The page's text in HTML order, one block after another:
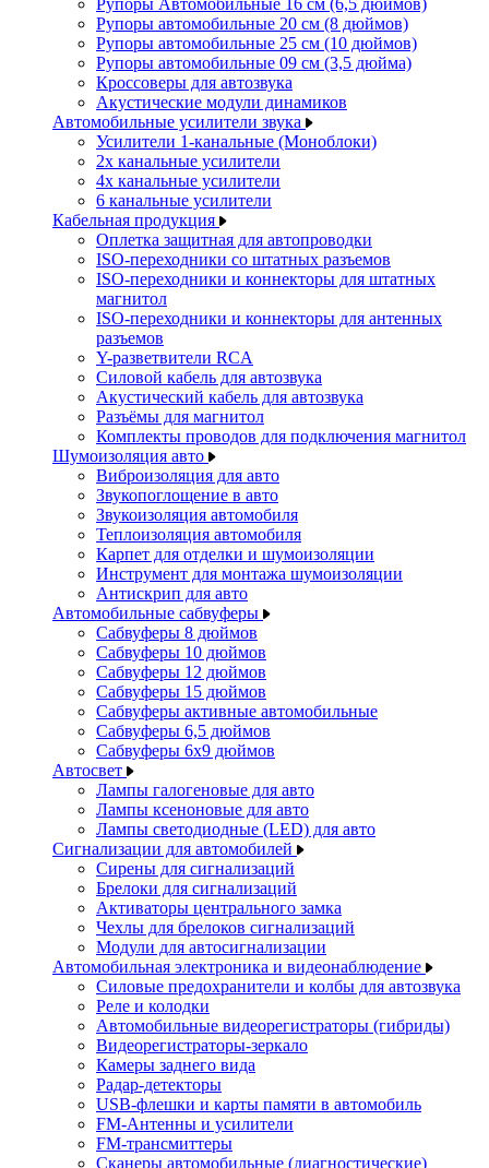
Рупоры Автомобильные 16 см (6,5 дюймов)
Рупоры автомобильные 20 см (8 дюймов)
Рупоры автомобильные 25 см (10 дюймов)
Рупоры автомобильные 09 см (3,5 дюйма)
Кроссоверы для автозвука
Акустические модули динамиков
Автомобильные усилители звука
Усилители 1-канальные (Моноблоки)
2х канальные усилители
4х канальные усилители
6 канальные усилители
Кабельная продукция
Оплетка защитная для автопроводки
ISO-переходники со штатных разъемов
ISO-переходники и коннекторы для штатных
магнитол
ISO-переходники и коннекторы для антенных
разъемов
Y-разветвители RCA
Силовой кабель для автозвука
Акустический кабель для автозвука
Разъёмы для магнитол
Комплекты проводов для подключения магнитол
Шумоизоляция авто
Виброизоляция для авто
Звукопоглощение в авто
Звукоизоляция автомобиля
Теплоизоляция автомобиля
Карпет для отделки и шумоизоляции
Инструмент для монтажа шумоизоляции
Антискрип для авто
Автомобильные сабвуферы
Сабвуферы 8 дюймов
Сабвуферы 10 дюймов
Сабвуферы 12 дюймов
Сабвуферы 15 дюймов
Сабвуферы активные автомобильные
Сабвуферы 6,5 дюймов
Сабвуферы 6x9 дюймов
Автосвет
Лампы галогеновые для авто
Лампы ксеноновые для авто
Лампы светодиодные (LED) для авто
Сигнализации для автомобилей
Сирены для сигнализаций
Брелоки для сигнализаций
Активаторы центрального замка
Чехлы для брелоков сигнализаций
Модули для автосигнализации
Автомобильная электроника и видеонаблюдение
Силовые предохранители и колбы для автозвука
Реле и колодки
Автомобильные видеорегистраторы (гибриды)
Видеорегистраторы-зеркало
Камеры заднего вида
Радар-детекторы
USB-флешки и карты памяти в автомобиль
FM-Антенны и усилители
FM-трансмиттеры
Сканеры автомобильные (диагностические)